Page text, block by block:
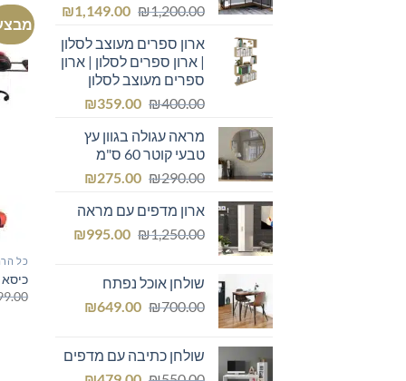
₪1,200.00
המחיר
היה:
₪1,200.00.
₪1,149.00
המחיר
הנוכחי
הוא:ארון ספרים מעוצב לסלון
| ארון ספרים לסלון | ארון
ספרים מעוצב לסלון
₪400.00
המחיר
היה:
₪400.00.
₪359.00
המחיר
הוא:מראה עגולה בגוון עץ
טבעי קוטר 60 ס"מ
₪290.00
המחיר
היה:
₪290.00.
₪275.00
המחיר
הוא:
₪275.00.
ארון מדפים עם מראה
₪1,250.00
המחיר
₪1,250.00.
₪995.00
המחיר
₪995.00.
שולחן אוכל נפתח
₪700.00
המחיר
₪700.00.
₪649.00
המחיר
₪649.00.שולחן כתיבה עם מדפים
כל
כיסא